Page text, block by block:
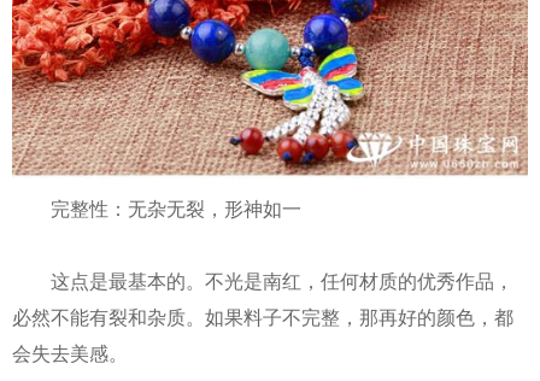
完整性：无杂无裂，形神如一
这点是最基本的。不光是南红，任何材质的优秀作品，
必然不能有裂和杂质。如果料子不完整，那再好的颜色，都
会失去美感。